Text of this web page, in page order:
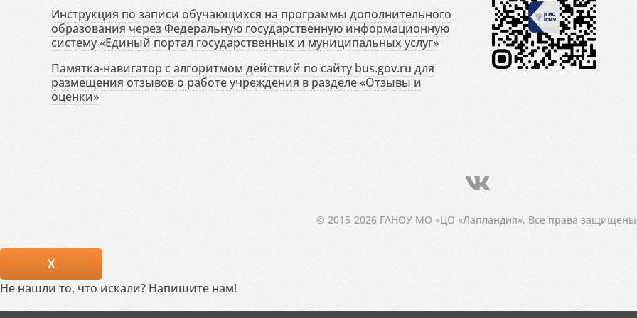
Инструкция по записи обучающихся на программы дополнительного
образования через Федеральную государственную информационную
систему «Единый портал государственных и муниципальных услуг»
Памятка-навигатор с алгоритмом действий по сайту bus.gov.ru для
размещения отзывов о работе учреждения в разделе «Отзывы и
оценки»
© 2015-2026 ГАНОУ МО «ЦО «Лапландия». Все права
X
Не нашли то, что искали? Напишите нам!